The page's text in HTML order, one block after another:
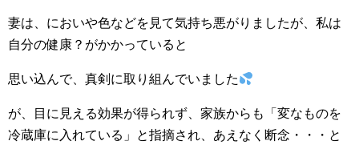
妻は、においや色などを見て気持ち悪がりましたが、私は
自分の健康？がかかっていると
思い込んで、真剣に取り組んでいました
が、目に見える効果が得られず、家族からも「変なものを
冷蔵庫に入れている」と指摘され、あえなく断念・・・と